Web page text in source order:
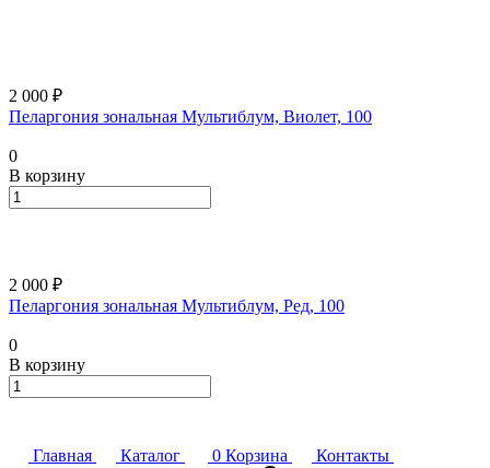
2 000 ₽
Пеларгония зональная Мультиблум, Виолет, 100
0
В корзину
2 000 ₽
Пеларгония зональная Мультиблум, Ред, 100
0
В корзину
Главная Каталог 0 Корзина
Контакты